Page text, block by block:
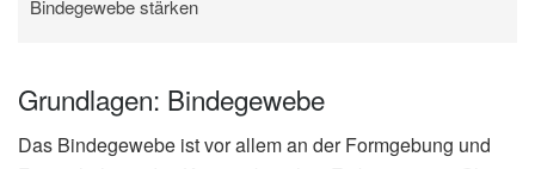
Bindegewebe stärken
Grundlagen: Bindegewebe
Das Bindegewebe ist vor allem an der Formgebung und